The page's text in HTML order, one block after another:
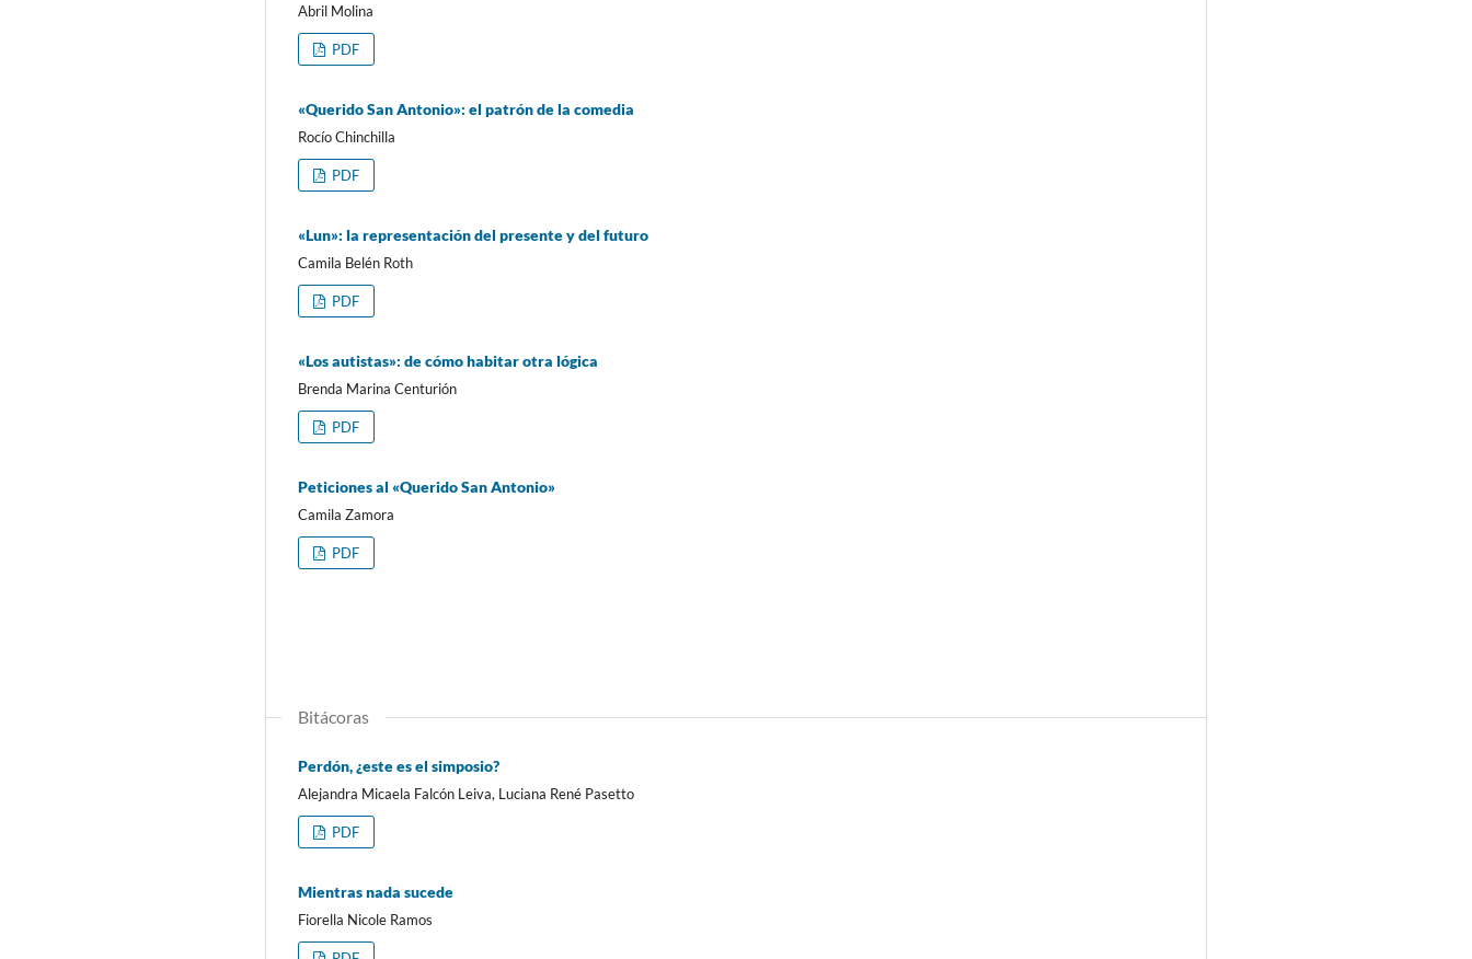
Abril Molina
PDF
«Querido San Antonio»: el patrón de la comedia
Rocío Chinchilla
PDF
«Lun»: la representación del presente y del futuro
Camila Belén Roth
PDF
«Los autistas»: de cómo habitar otra lógica
Brenda Marina Centurión
PDF
Peticiones al «Querido San Antonio»
Camila Zamora
PDF
Bitácoras
Perdón, ¿este es el simposio?
Alejandra Micaela Falcón Leiva, Luciana René Pasetto
PDF
Mientras nada sucede
Fiorella Nicole Ramos